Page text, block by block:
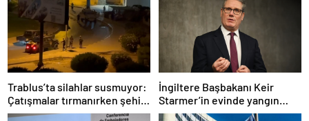
Trablus’ta silahlar susmuyor:
Çatışmalar tırmanırken şehir
alarmda
İngiltere Başbakanı Keir
Starmer’in evinde yangın
çıktı